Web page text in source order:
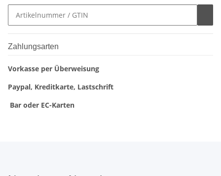
Zahlungsarten
Vorkasse per Überweisung
Paypal, Kreditkarte, Lastschrift
Bar oder EC-Karten